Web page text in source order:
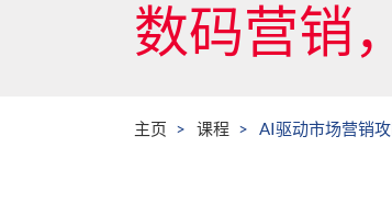
数码营销
主页 课程 AI驱动市场营销